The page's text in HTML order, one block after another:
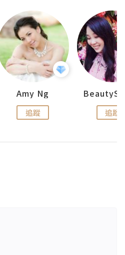
Amy Ng
追蹤 追蹤